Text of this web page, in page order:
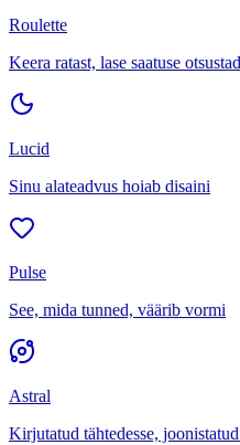
Roulette
Keera ratast, lase saatuse
Lucid
Sinu alateadvus hoiab disaini
Pulse
See, mida tunned, väärib vormi
Astral
Kirjutatud tähtedesse,